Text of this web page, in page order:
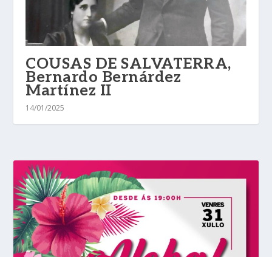
COUSAS DE SALVATERRA,
Bernardo Bernárdez
Martínez II
14/01/2025